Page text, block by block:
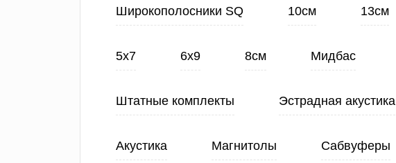
Широкополосники SQ 10см 13см
5х7 6х9 8см Мидбас
Штатные комплекты Эстрадная акустика
Акустика Магнитолы Сабвуферы